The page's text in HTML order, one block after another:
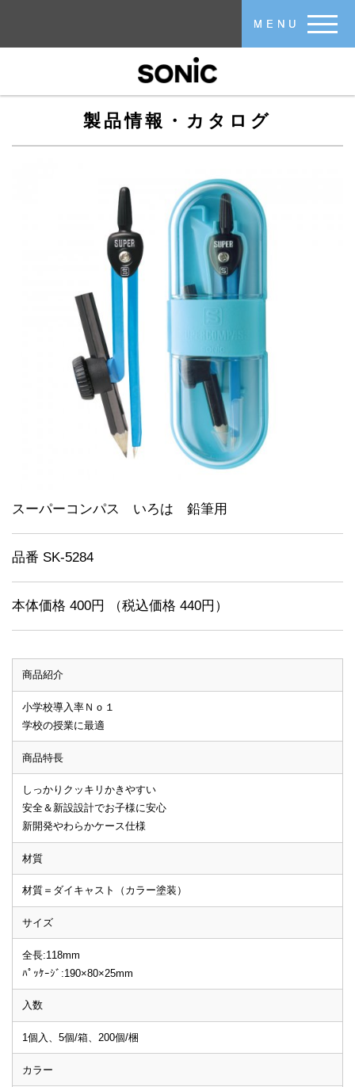
MENU
製品情報・カタログ
スーパーコンパス いろは 鉛筆用
品番 SK-5284
本体価格 400円 （税込価格 440円）
商品紹介
小学校導入率Ｎｏ１
学校の授業に最適
商品特長
しっかりクッキリかきやすい
安全＆新設設計でお子様に安心
新開発やわらかケース仕様
材質
材質＝ダイキャスト（カラー塗装）
サイズ
全長:118mm
ﾊﾟｯｹｰｼﾞ:190×80×25mm
入数
1個入、5個/箱、200個/梱
カラー